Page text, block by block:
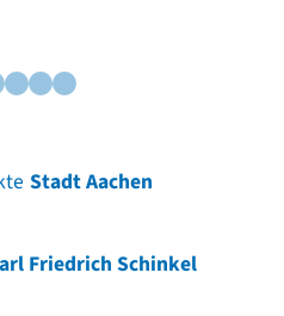
Stadt Aachen
Friedrich Schinkel